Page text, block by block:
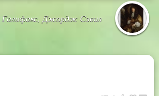
Галифакс, Джордж Сэвил